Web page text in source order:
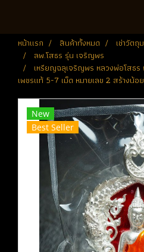
หน้าแรก สินค้าทั้งหมด
เช่าวัต
ลพ.โสธร รุ่น เจริญพร
เหรียญฉลุเจริญพร หลวงพ่อโสธ
เพชรแท้ 5-7 เม็ด หมายเลข 2 สร้างน้อ
New
Best Seller